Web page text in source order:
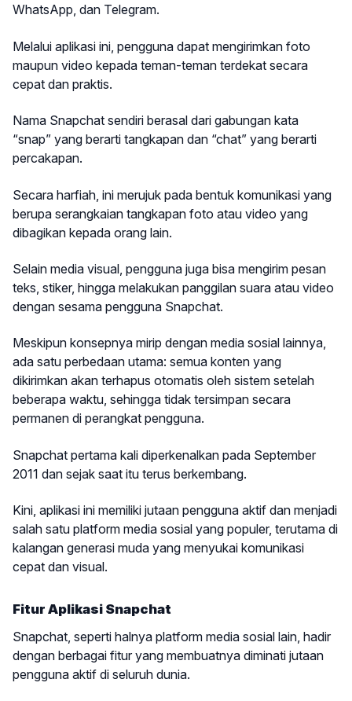
WhatsApp, dan Telegram.
Melalui aplikasi ini, pengguna dapat mengirimkan foto
maupun video kepada teman-teman terdekat secara
cepat dan praktis.
Nama Snapchat sendiri berasal dari gabungan kata
“snap” yang berarti tangkapan dan “chat” yang berarti
percakapan.
Secara harfiah, ini merujuk pada bentuk komunikasi yang
berupa serangkaian tangkapan foto atau video yang
dibagikan kepada orang lain.
Selain media visual, pengguna juga bisa mengirim pesan
teks, stiker, hingga melakukan panggilan suara atau video
dengan sesama pengguna Snapchat.
Meskipun konsepnya mirip dengan media sosial lainnya,
ada satu perbedaan utama: semua konten yang
dikirimkan akan terhapus otomatis oleh sistem setelah
beberapa waktu, sehingga tidak tersimpan secara
permanen di perangkat pengguna.
Snapchat pertama kali diperkenalkan pada September
2011 dan sejak saat itu terus berkembang.
Kini, aplikasi ini memiliki jutaan pengguna aktif dan menjadi
salah satu platform media sosial yang populer, terutama di
kalangan generasi muda yang menyukai komunikasi
cepat dan visual.
Fitur Aplikasi Snapchat
Snapchat, seperti halnya platform media sosial lain, hadir
dengan berbagai fitur yang membuatnya diminati jutaan
pengguna aktif di seluruh dunia.